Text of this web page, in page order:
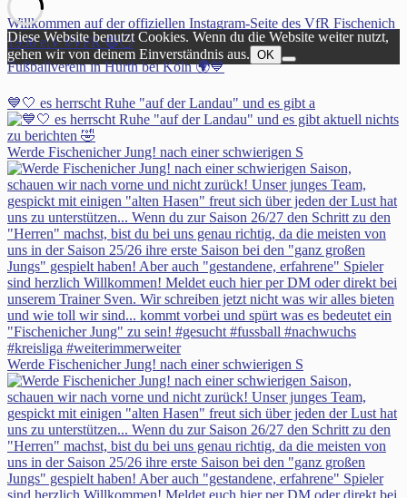
Willkommen auf der offiziellen Instagram-Seite des VfR Fischenich
1930 e.V #VFR 🔵⚪️
Fußballverein in Hürth bei Köln 🌍💙
💙🤍 es herrscht Ruhe "auf der Landau" und es gibt a
Werde Fischenicher Jung! nach einer schwierigen S
Werde Fischenicher Jung! nach einer schwierigen S
Diese Website benutzt Cookies. Wenn du die Website weiter nutzt,
gehen wir von deinem Einverständnis aus. OK